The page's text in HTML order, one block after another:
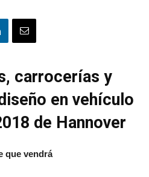
carrocerías y
en vehículo
de Hannover
que vendrá